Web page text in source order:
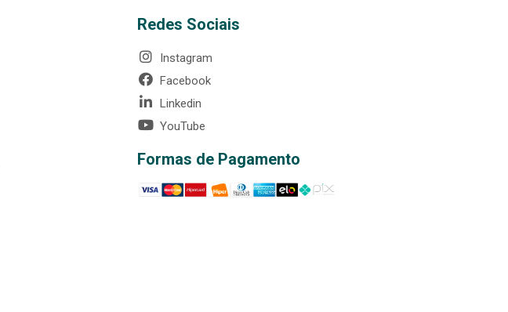
Redes Sociais
Instagram
Facebook
Linkedin
YouTube
Formas de Pagamento